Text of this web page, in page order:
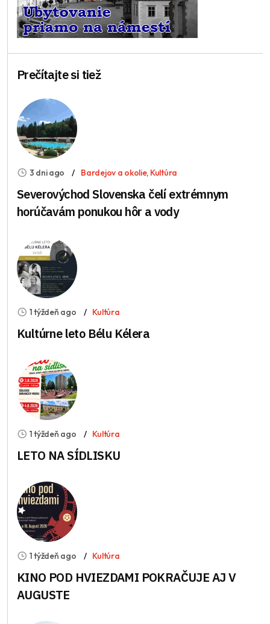
Prečítajte si tiež
3 dni ago Bardejov a okolie, Kultúra
Severovýchod Slovenska čelí extrémnym
horúčavám ponukou hôr a vody
1 týždeň ago Kultúra
Kultúrne leto Bélu Kélera
1 týždeň ago Kultúra
LETO NA SÍDLISKU
1 týždeň ago Kultúra
KINO POD HVIEZDAMI POKRAČUJE AJ V
AUGUSTE